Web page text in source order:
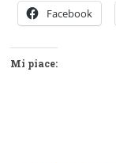
Facebook
Mi piace: